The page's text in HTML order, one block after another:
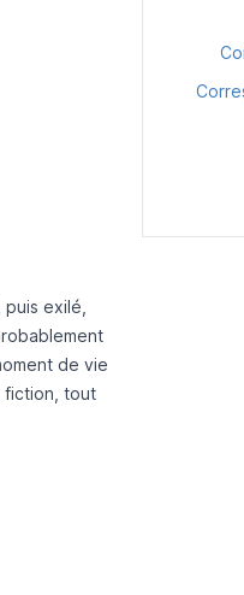
exilé,
de vie
fiction, tout